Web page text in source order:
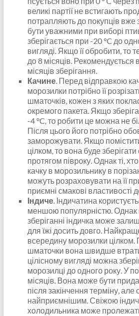
великі партії не встигають
потрапляють до покупців вже
бути уважними при виборі
зберігається при -20 °C до
вигляді. Якщо її обробити, то
до 8 місяців. Рекомендується
місяців зберігання.
Качине. Перед відправкою
морозилки потрібно її
шматочків, кожен з яких
окремого пакета. Якщо
-4 °C, то робити це можна не
Після цього його потрібно
заморожувати. Якщо
цілком, то вона буде зберігати
протягом півроку. Однак ті,
качку в морозильнику в
можуть розраховувати на її
приємні смакові властивості
Індиче. Індичатина
меншою популярністю.
зберіганні індичка може
для їжі досить довго.
всередину морозилки цілком.
шматочки вона швидше
цілісному вигляді можна
морозилці до одного року. У
місяців. Вона може бути
після закінчення терміну, але
найприємнішим. Свіжою
холодильника може